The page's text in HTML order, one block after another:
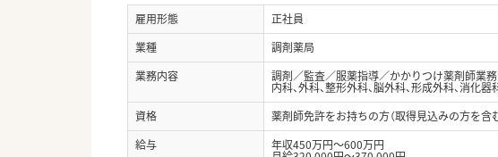
雇用形態
正社員
業種
調剤薬局
業務内容
調剤／監査／服薬指導／かかりつけ薬剤師業務
内科、外科、整形外科、脳外科、形成外科、消化
資格
薬剤師免許をお持ちの方（取得見込みの方を含
給与
年収450万円～600万円